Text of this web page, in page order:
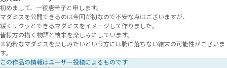
初めまして、一夜唐辛子と申します。
マダミスを公開できるのは今回が初なので不安な点はございますが、
緩くサクッとできるマダミスをイメージして作りました。
皆様方の描く物語と結末を楽しみにしています。
※純粋なマダミスを楽しみたいという方には腑に落ちない結末の可能性がございま
す。
この作品の情報はユーザー投稿によるものです